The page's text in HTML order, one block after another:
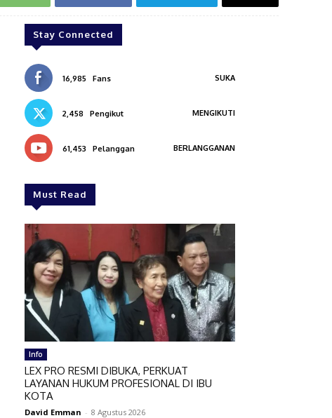
Stay Connected
16,985 Fans SUKA
2,458 Pengikut MENGIKUTI
61,453 Pelanggan BERLANGGANAN
Must Read
Info
LEX PRO RESMI DIBUKA, PERKUAT
LAYANAN HUKUM PROFESIONAL DI IBU
KOTA
David Emman - 8 Agustus 2026